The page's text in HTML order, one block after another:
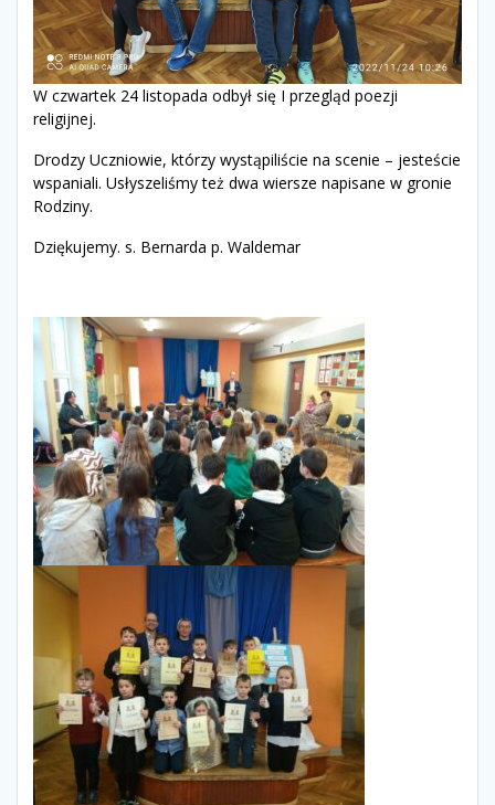
W czwartek 24 listopada odbył się I przegląd poezji
religijnej.
Drodzy Uczniowie, którzy wystąpiliście na scenie – jesteście
wspaniali. Usłyszeliśmy też dwa wiersze napisane w gronie
Rodziny.
Dziękujemy. s. Bernarda p. Waldemar